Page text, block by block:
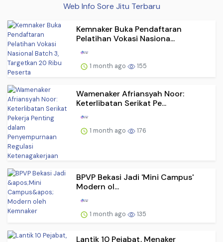
Web Info Sore Jitu Terbaru
Kemnaker Buka Pendaftaran
Pelatihan Vokasi Nasiona...
1 month ago 155
Wamenaker Afriansyah Noor:
Keterlibatan Serikat Pe...
1 month ago 176
BPVP Bekasi Jadi 'Mini Campus'
Modern ol...
1 month ago 135
Lantik 10 Pejabat, Menaker